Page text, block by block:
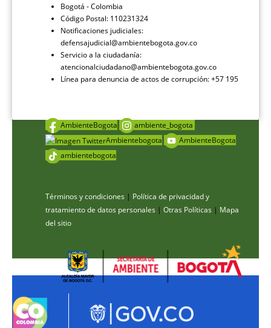
Bogotá - Colombia
Código Postal: 110231324
Notificaciones judiciales:
defensajudicial@ambientebogota.gov.co
Servicio a la ciudadanía:
atencionalciudadano@ambientebogota.gov.co
Línea para denuncia de actos de corrupción: +57 195
AmbienteBogota
ambiente_bogota
Ambientebogota
AmbienteBogota
ambientebogota
Términos y condiciones | Política de privacidad y
tratamiento de datos personales | Otras Políticas | Mapa
del sitio